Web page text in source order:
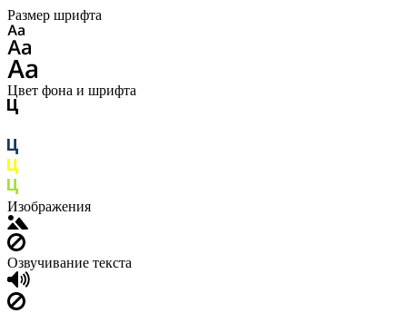
Размер шрифта
Цвет фона и шрифта
Изображения
Озвучивание текста